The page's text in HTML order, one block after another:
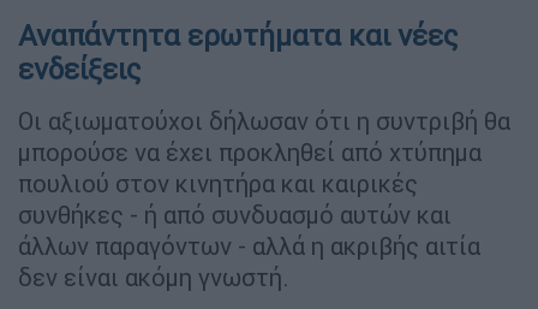
Αναπάντητα ερωτήματα και νέες
ενδείξεις
Οι αξιωματούχοι δήλωσαν ότι η συντριβή θα
μπορούσε να έχει προκληθεί από χτύπημα
πουλιού στον κινητήρα και καιρικές
συνθήκες - ή από συνδυασμό αυτών και
άλλων παραγόντων - αλλά η ακριβής αιτία
δεν είναι ακόμη γνωστή.